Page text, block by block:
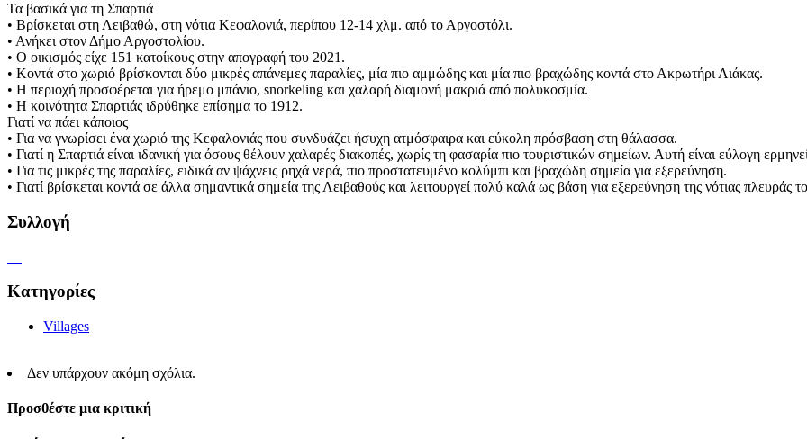
Τα βασικά για τη Σπαρτιά
• Βρίσκεται στη Λειβαθώ, στη νότια Κεφαλονιά, περίπου 12-14 χλμ. από το Αργοστόλι.
• Ανήκει στον Δήμο Αργοστολίου.
• Ο οικισμός είχε 151 κατοίκους στην απογραφή του 2021.
• Κοντά στο χωριό βρίσκονται δύο μικρές απάνεμες παραλίες, μία πιο αμμώδης και μία πιο βραχώδης κοντά στο Ακρωτήρι Λιάκας.
• Η περιοχή προσφέρεται για ήρεμο μπάνιο, snorkeling και χαλαρή διαμονή μακριά από πολυκοσμία.
• Η κοινότητα Σπαρτιάς ιδρύθηκε επίσημα το 1912.
Γιατί να πάει κάποιος
• Για να γνωρίσει ένα χωριό της Κεφαλονιάς που συνδυάζει ήσυχη ατμόσφαιρα και εύκολη πρόσβαση στη θάλασσα.
• Γιατί η Σπαρτιά είναι ιδανική για όσους θέλουν χαλαρές διακοπές, χωρίς τη φασαρία πιο τουριστικών σημείων. Αυτή είναι εύλογη
• Για τις μικρές της παραλίες, ειδικά αν ψάχνεις ρηχά νερά, πιο προστατευμένο κολύμπι και βραχώδη σημεία για εξερεύνηση.
• Γιατί βρίσκεται κοντά σε άλλα σημαντικά σημεία της Λειβαθούς και λειτουργεί πολύ καλά ως βάση για εξερεύνηση της νότιας πλευράς
Συλλογή
Κατηγορίες
Villages
Δεν υπάρχουν ακόμη σχόλια.
Προσθέστε μια κριτική